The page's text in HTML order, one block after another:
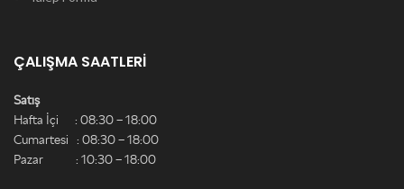
ÇALIŞMA SAATLERI
Satış
Hafta İçi : 08:30 – 18:00
Cumartesi : 08:30 – 18:00
Pazar : 10:30 – 18:00